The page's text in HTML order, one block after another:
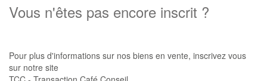
Vous n'êtes pas encore inscrit ?
Pour plus d'informations sur nos biens en vente, inscrivez vous
sur notre site